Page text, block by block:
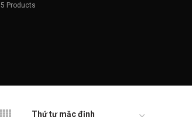
5 Products